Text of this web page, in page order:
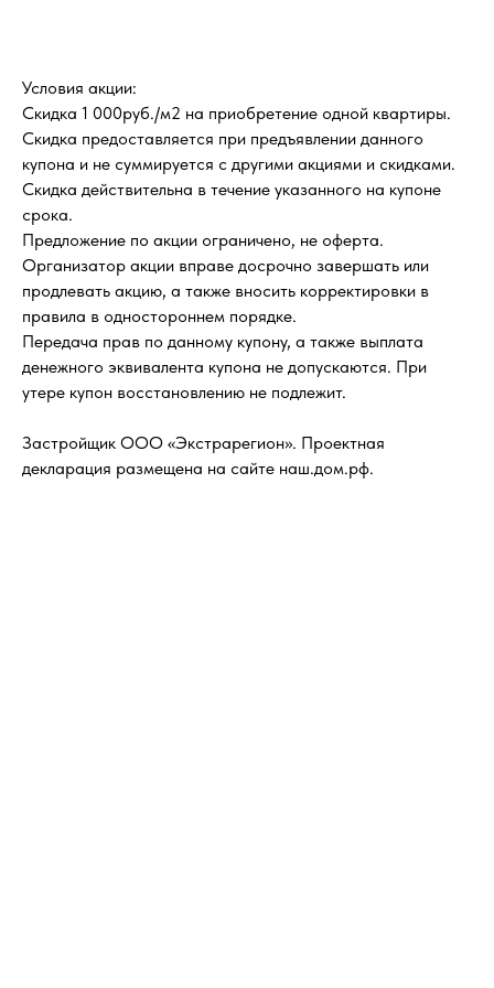
Условия акции:
Скидка 1 000руб./м2 на приобретение одной квартиры.
Скидка предоставляется при предъявлении данного
купона и не суммируется с другими акциями и скидками.
Скидка действительна в течение указанного на купоне
срока.
Предложение по акции ограничено, не оферта.
Организатор акции вправе досрочно завершать или
продлевать акцию, а также вносить корректировки в
правила в одностороннем порядке.
Передача прав по данному купону, а также выплата
денежного эквивалента купона не допускаются. При
утере купон восстановлению не подлежит.
Застройщик ООО «Экстрарегион». Проектная
декларация размещена на сайте наш.дом.рф.